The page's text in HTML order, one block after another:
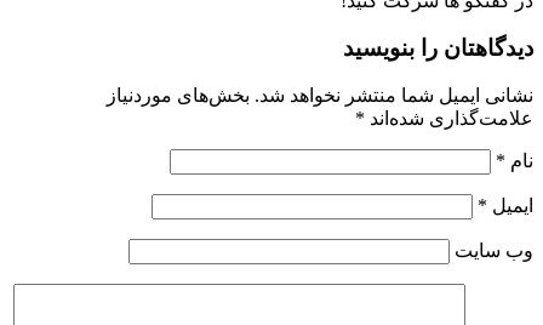
را بنویسید
ایمیل شما منتشر نخواهد شد. بخش‌های موردنیاز
شده‌اند*
*
*
سایت